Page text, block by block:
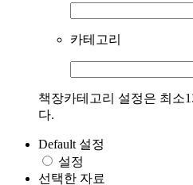
카테고리
책장카테고리 설정은 최소
다.
Default 설정
설정
선택한 자료